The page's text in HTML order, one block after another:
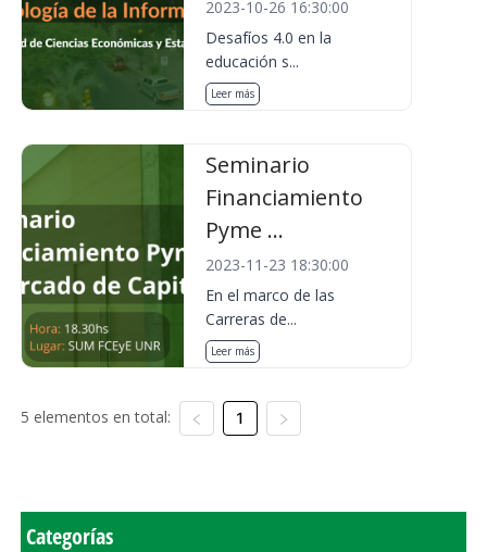
2023-10-26 16:30:00
Desafíos 4.0 en la
educación s...
Leer más
Seminario
Financiamiento
Pyme ...
2023-11-23 18:30:00
En el marco de las
Carreras de...
Leer más
5 elementos en total: 1
Categorías